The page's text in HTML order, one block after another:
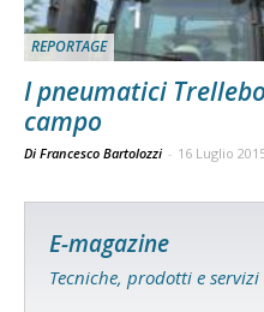
REPORTAGE
I pneumatici
campo
Di Francesco Bartolozzi - 16 Luglio
E-magazine
Tecniche, prodotti e